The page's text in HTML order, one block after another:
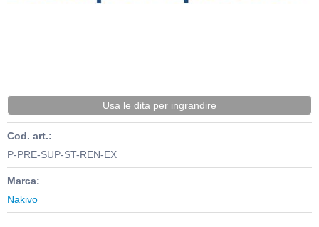
Usa le dita per ingrandire
Cod. art.:
P-PRE-SUP-ST-REN-EX
Marca:
Nakivo